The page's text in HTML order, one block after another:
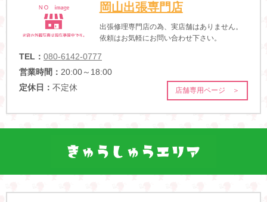
岡山出張専門店
出張修理専門店の為、実店舗はありません。
依頼はお気軽にお問い合わせ下さい。
TEL： 080-6142-0777
営業時間： 20:00～18:00
定休日： 不定休 店舗専用ページ ＞